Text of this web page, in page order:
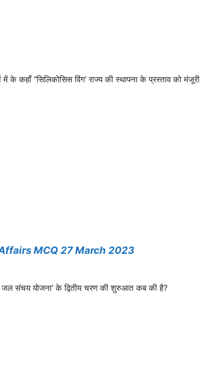
के कहाँ “सिलिकोसिस विंग’ राज्य की स्थापना के प्रस्ताव को मंजूरी
MCQ 27 March 2023
जल संचय योजना’ के द्वितीय चरण की शुरुआत कब की है?